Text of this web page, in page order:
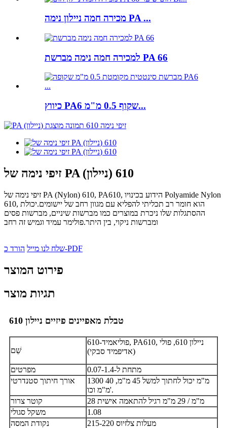
מכירה חמה ניילון נימה PA ...
למכירה חמה נימה מברשת PA 66
כיווץ PA6 שקוף 0.5 מ"מ...
זיפי נימה של PA (ניילון) 610
זיפי נימה של PA (Nylon) 610, PA610, הידוע בכינויו Polyamide Nylon
610, הוא חומר רב תכליתי להפליא עם מגוון רחב של יישומים.יכולת
ההסתגלות שלו ניכרת במוצרים כמו מברשות שיניים, מברשות פסים
ומברשות ניקוי, בין היתר.פולימר עמיד וגמיש זה רחב
שלח לנו מיילהורד כ-PDF
פירוט המוצר
תגיות מוצר
טבלת מאפיינים פיזיים ניילון 610
שֵׁם
פוליאמיד-610, PA610, ניילון 610, פולי
(אדיפמיד סבקי)
מפרטים
מתחת ל-0.07-1.4
אורך חיתוך סטנדרטי
1300 מ"מ יכול לחתוך למשל 45 מ"מ, 40
מ"מ וכו'.
קוטר צרור
28 מ"מ / 29 מ"מ רגיל להתאמה אישית
משקל סגולי
1.08
נקודת המסה
215-220 מעלות צלזיוס